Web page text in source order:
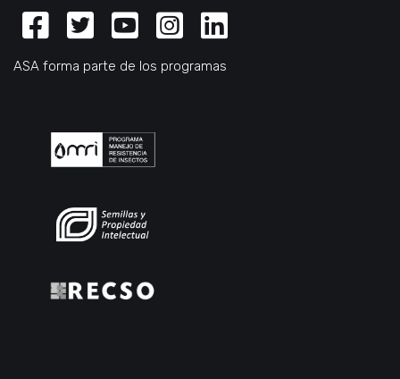
Facebook
TwitterYoutube
Instagram
Linkedin
ASA forma parte de los programas